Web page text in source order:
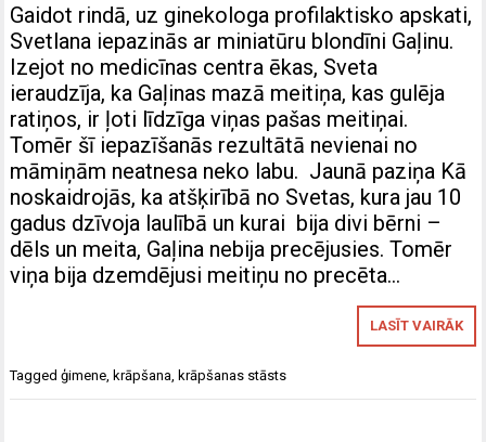
Gaidot rindā, uz ginekologa profilaktisko apskati,
Svetlana iepazinās ar miniatūru blondīni Gaļinu.
Izejot no medicīnas centra ēkas, Sveta
ieraudzīja, ka Gaļinas mazā meitiņa, kas gulēja
ratiņos, ir ļoti līdzīga viņas pašas meitiņai.
Tomēr šī iepazīšanās rezultātā nevienai no
māmiņām neatnesa neko labu. Jaunā paziņa Kā
noskaidrojās, ka atšķirībā no Svetas, kura jau 10
gadus dzīvoja laulībā un kurai bija divi bērni –
dēls un meita, Gaļina nebija precējusies. Tomēr
viņa bija dzemdējusi meitiņu no precēta…
LASĪT VAIRĀK
Taggedģimene ,krāpšana ,krāpšanas stāsts